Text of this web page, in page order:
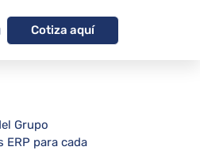
Cotiza aquí
Grupo
ERP para cada